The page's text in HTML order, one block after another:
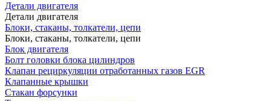
Детали двигателя
Детали двигателя
Блоки, стаканы, толкатели, цепи
Блоки, стаканы, толкатели, цепи
Блок двигателя
Болт головки блока цилиндров
Клапан рециркуляции отработанных газов EGR
Клапанные крышки
Стакан форсунки